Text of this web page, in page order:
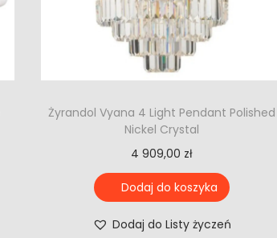
Żyrandol Vyana 4 Light Pendant Polished
Nickel Crystal
4 909,00 zł
Dodaj do koszyka
Dodaj do Listy życzeń